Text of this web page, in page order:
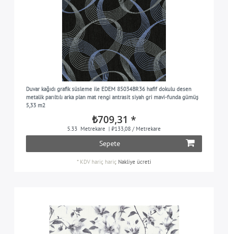
Duvar kağıdı grafik süsleme ile EDEM 85034BR36 hafif dokulu desen
metalik parıltılı arka plan mat rengi antrasit siyah gri mavi-funda gümüş
5,33 m2
₺709,31 *
5.33 Metrekare | ₺133,08 / Metrekare
Sepete
* KDV hariç hariç Nakliye ücreti